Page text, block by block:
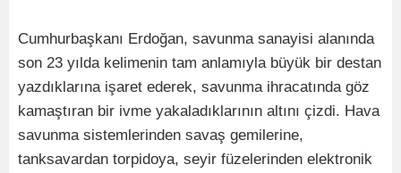
Cumhurbaşkanı Erdoğan, savunma sanayisi alanında
son 23 yılda kelimenin tam anlamıyla büyük bir destan
yazdıklarına işaret ederek, savunma ihracatında göz
kamaştıran bir ivme yakaladıklarının altını çizdi. Hava
savunma sistemlerinden savaş gemilerine,
tanksavardan torpidoya, seyir füzelerinden elektronik